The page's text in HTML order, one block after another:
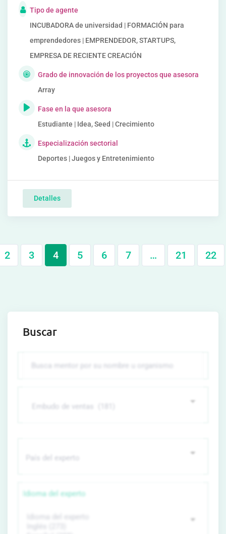
Tipo de agente
INCUBADORA de universidad | FORMACIÓN para
emprendedores | EMPRENDEDOR, STARTUPS,
EMPRESA DE RECIENTE CREACIÓN
Grado de innovación de los proyectos que asesora
Array
Fase en la que asesora
Estudiante | Idea, Seed | Crecimiento
Especialización sectorial
Deportes | Juegos y Entretenimiento
Detalles
2 3 4 5 6 7 … 21 22
Buscar
Idioma del experto